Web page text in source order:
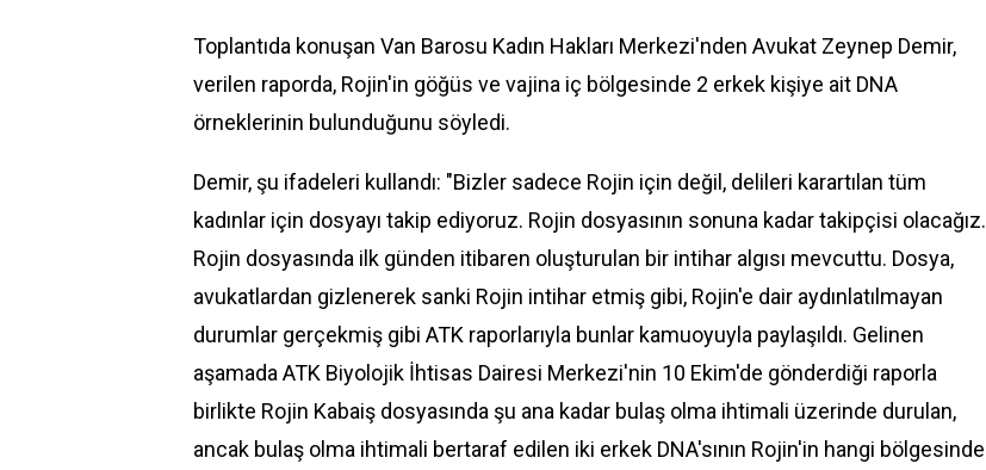
Toplantıda konuşan Van Barosu Kadın Hakları Merkezi'nden Avukat Zeynep Demir,
verilen raporda, Rojin'in göğüs ve vajina iç bölgesinde 2 erkek kişiye ait DNA
örneklerinin bulunduğunu söyledi.
Demir, şu ifadeleri kullandı: "Bizler sadece Rojin için değil, delileri karartılan tüm
kadınlar için dosyayı takip ediyoruz. Rojin dosyasının sonuna kadar takipçisi olacağız.
Rojin dosyasında ilk günden itibaren oluşturulan bir intihar algısı mevcuttu. Dosya,
avukatlardan gizlenerek sanki Rojin intihar etmiş gibi, Rojin'e dair aydınlatılmayan
durumlar gerçekmiş gibi ATK raporlarıyla bunlar kamuoyuyla paylaşıldı. Gelinen
aşamada ATK Biyolojik İhtisas Dairesi Merkezi'nin 10 Ekim'de gönderdiği raporla
birlikte Rojin Kabaiş dosyasında şu ana kadar bulaş olma ihtimali üzerinde durulan,
ancak bulaş olma ihtimali bertaraf edilen iki erkek DNA'sının Rojin'in hangi bölgesinde